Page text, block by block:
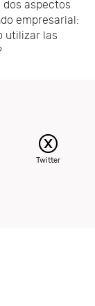
aspectos
empresarial:
utilizar las
Twitter